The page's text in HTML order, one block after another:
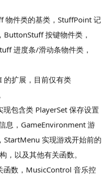
物件类的基类，StuffPoint 记
ButtonStuff 按键物件类，
进度条/滑动条物件类，
的扩展，目前仅有类
包含类 PlayerSet 保存设置
息，GameEnvironment 游
StartMenu 实现游戏开始前的
，以及其他有关函数。
数，MusicControl 音乐控